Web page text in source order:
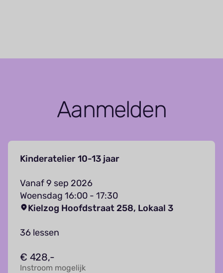
Aanmelden
Kinderatelier 10-13 jaar
Vanaf 9 sep 2026
Woensdag 16:00 - 17:30
Kielzog Hoofdstraat 258, Lokaal 3
36 lessen
€ 428,-
Instroom mogelijk